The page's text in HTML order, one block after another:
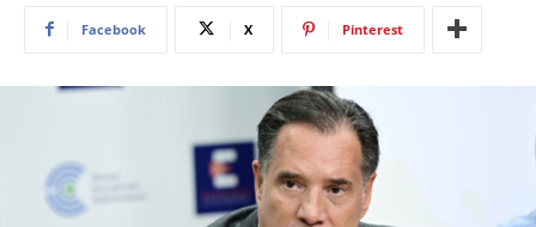
Facebook X Pinterest